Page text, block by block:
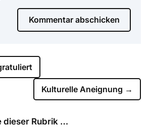
Kommentar abschicken
Kulturelle Aneignung →
dieser Rubrik …